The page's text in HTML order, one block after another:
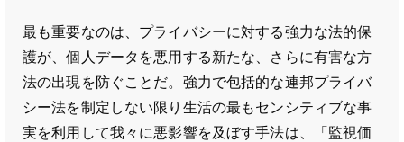
最も重要なのは、プライバシーに対する強力な法的保
護が、個人データを悪用する新たな、さらに有害な方
法の出現を防ぐことだ。強力で包括的な連邦プライバ
シー法を制定しない限り生活の最もセンシティブな事
実を利用して我々に悪影響を及ぼす手法は、「監視価